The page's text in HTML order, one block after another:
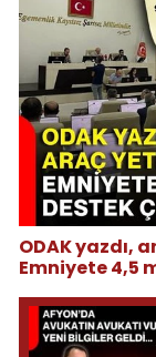
ODAK yazdı,
Emniyete 4,5